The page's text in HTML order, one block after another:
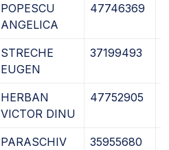
POPESCU
ANGELICA
47746369
STRECHE
EUGEN
37199493
HERBAN
VICTOR DINU
47752905
PARASCHIV
35955680